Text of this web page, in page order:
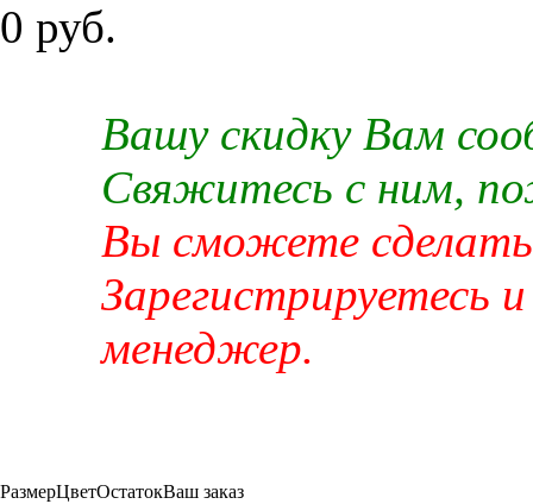
0 руб.
Вашу скидку Вам
Свяжитесь с ним,
Вы сможете сделать
Зарегистрируетесь
менеджер.
РазмерЦветОстатокВаш заказ